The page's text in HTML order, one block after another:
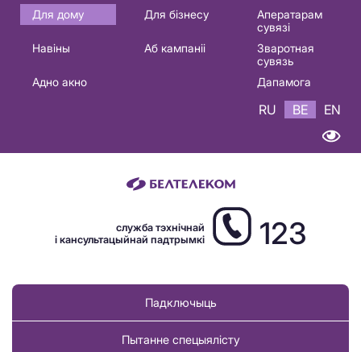
Основная
навигация
Для дому Для бізнесу
Аператарам
сувязі
Навіны
Аб кампаніі
Зваротная
сувязь
Адно акно
Дапамога
RU BE EN
служба тэхнічнай
і кансультацыйнай падтрымкі
123
Падключыць
Пытанне спецыялісту